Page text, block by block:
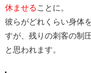
休ませる ことに。
彼らがどれくらい身体
すが、残りの刺客の制
と思われます。